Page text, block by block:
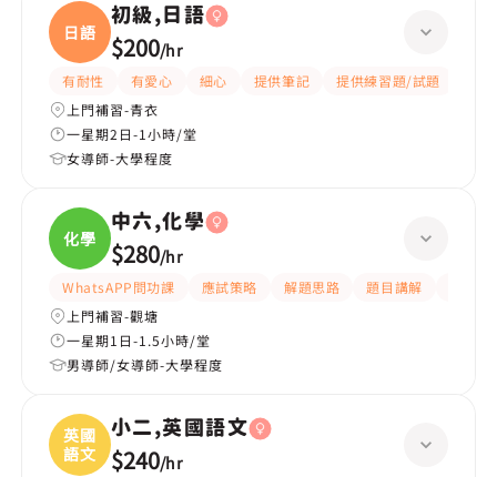
日語
初級,日語
$200/hr
有耐性 有愛心 細心 提供筆記 提供練習題/試題
上門補習-青衣
一星期2日-1小時/堂
女導師-大學程度
化學
中六,化學
$280/hr
WhatsAPP問功課 應試策略 解題思路 題目講解
上門補習-觀塘
一星期1日-1.5小時/堂
男導師/女導師-大學程度
英國
語文
小二,英國語文
$240/hr